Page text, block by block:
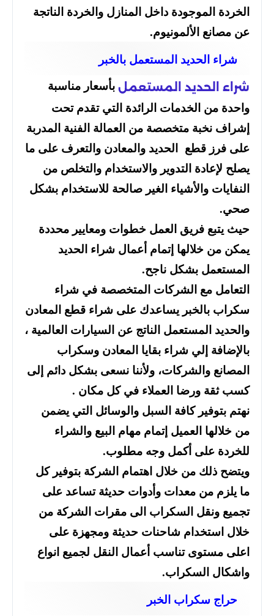
الخردة الموجودة داخل المنازل والخردة الناتجة
عن مصانع الألمونيوم.
شراء الحديد المستعمل بالخبر
شراء الحديد المستعمل بأسعار مناسبة
واحدة من الخدمات الرائدة التي تقدم تحت
إشراف نخبة متخصصة من العمالة الفنية المدربة
على فرز قطع الحديد والمعادن والتعرف على ما
يصلح لإعادة التدوير والاستخدام والتخلص من
النفايات والأشياء الغير صالحة للاستخدام بشكل
صحي.
حيث يتبع فريق العمل خطوات ومعايير محددة
يمكن من خلالها إتمام أعمال شراء الحديد
المستعمل بشكل ناجح.
التعامل مع الشركات المتخصصة في شراء
سكراب بالخبر يساعدك على شراء قطع المعادن
والحديد المستعمل الناتج عن السيارات العالمية ،
بالإضافة إلي شراء بقايا المعادن وسكراب
المصانع والشركات، ولأننا نسعى بشكل دائم إلى
كسب ثقة ورضا العملاء في كل مكان .
نهتم بتوفير كافة السبل والوسائل التي يضمن
من خلالها العميل إتمام مهام البيع والشراء
للخردة على أكمل وجه مطلوب.
ويتضح ذلك من خلال اهتمام الشركة بتوفير كل
ما يلزم من معدات وأدوات حديثة تساعد على
تجميع ونقل السكراب الى مقرات الشركة من
خلال استخدام شاحنات حديثة ومجهزة على
اعلى مستوى تناسب أعمال النقل لجميع انواع
واشكال السكراب.
حراج سكراب الخبر